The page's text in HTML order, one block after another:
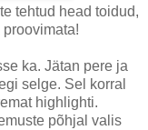
tehtud head toidud,
ka. Jätan pere ja
selge. Sel korral
highlighti.
põhjal valis